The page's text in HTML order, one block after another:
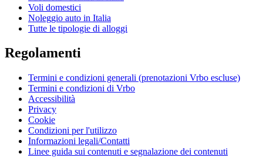
Voli domestici
Noleggio auto in Italia
Tutte le tipologie di alloggi
Regolamenti
Termini e condizioni generali (prenotazioni Vrbo escluse)
Termini e condizioni di Vrbo
Accessibilità
Privacy
Cookie
Condizioni per l'utilizzo
Informazioni legali/Contatti
Linee guida sui contenuti e segnalazione dei contenuti